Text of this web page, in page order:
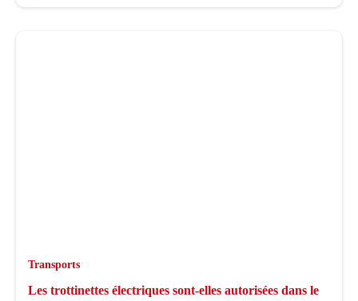
Transports
Les trottinettes électriques sont-elles autorisées dans le